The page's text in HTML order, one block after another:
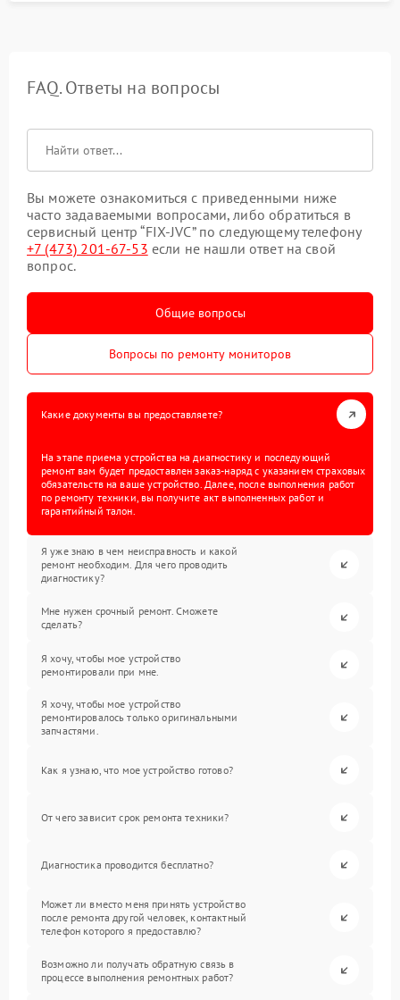
FAQ. Ответы на вопросы
Вы можете ознакомиться с приведенными ниже
часто задаваемыми вопросами, либо обратиться в
сервисный центр “FIX-JVC” по следующему телефону
+7 (473) 201-67-53 если не нашли ответ на свой
вопрос.
Общие вопросы
Вопросы по ремонту мониторов
Какие документы вы предоставляете?
На этапе приема устройства на диагностику и последующий
ремонт вам будет предоставлен заказ-наряд с указанием страховых
обязательств на ваше устройство. Далее, после выполнения работ
по ремонту техники, вы получите акт выполненных работ и
гарантийный талон.
Я уже знаю в чем неисправность и какой
ремонт необходим. Для чего проводить
диагностику?
Мне нужен срочный ремонт. Сможете
сделать?
Я хочу, чтобы мое устройство
ремонтировали при мне.
Я хочу, чтобы мое устройство
ремонтировалось только оригинальными
запчастями.
Как я узнаю, что мое устройство готово?
От чего зависит срок ремонта техники?
Диагностика проводится бесплатно?
Может ли вместо меня принять устройство
после ремонта другой человек, контактный
телефон которого я предоставлю?
Возможно ли получать обратную связь в
процессе выполнения ремонтных работ?